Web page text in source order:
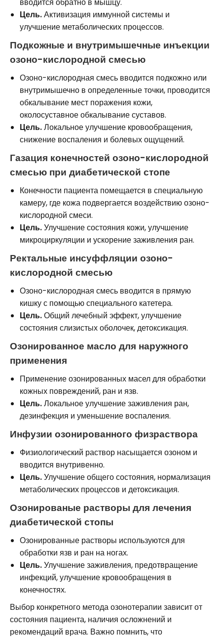
Цель.Активизация иммунной системы и
улучшение метаболических процессов.
Подкожные и внутримышечные инъекции
озоно-кислородной смесью
Озоно-кислородная смесь вводится подкожно или
внутримышечно в определенные точки, проводится
обкалывание мест поражения кожи,
околосуставное обкалывание суставов.
Цель.Локальное улучшение кровообращения,
снижение воспаления и болевых ощущений.
Газация конечностей озоно-кислородной
смесью при диабетической стопе
Конечности пациента помещается в специальную
камеру, где кожа подвергается воздействию озоно-
кислородной смеси.
Цель.Улучшение состояния кожи, улучшение
микроциркуляции и ускорение заживления ран.
Ректальные инсуффляции озоно-
кислородной смесью
Озоно-кислородная смесь вводится в прямую
кишку с помощью специального катетера.
Цель.Общий лечебный эффект, улучшение
состояния слизистых оболочек, детоксикация.
Озонированное масло для наружного
применения
Применение озонированных масел для обработки
кожных повреждений, ран и язв.
Цель.Локальное улучшение заживления ран,
дезинфекция и уменьшение воспаления.
Инфузии озонированного физраствора
Физиологический раствор насыщается озоном и
вводится внутривенно.
Цель.Улучшение общего состояния, нормализация
метаболических процессов и детоксикация.
Озонированые растворы для лечения
диабетической стопы
Озонированные растворы используются для
обработки язв и ран на ногах.
Цель.Улучшение заживления, предотвращение
инфекций, улучшение кровообращения в
конечностях.
Выбор конкретного метода озонотерапии зависит от
состояния пациента, наличия осложнений и
рекомендаций врача. Важно помнить, что